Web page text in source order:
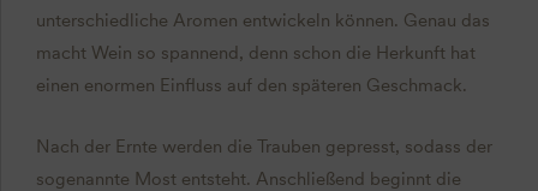
unterschiedliche Aromen entwickeln können. Genau das
macht Wein so spannend, denn schon die Herkunft hat
einen enormen Einfluss auf den späteren Geschmack.
Nach der Ernte werden die Trauben gepresst, sodass der
sogenannte Most entsteht. Anschließend beginnt die